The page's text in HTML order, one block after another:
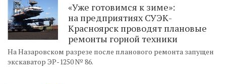
«Уже готовимся к зиме»:
на предприятиях СУЭК-
Красноярск проводят плановые
ремонты горной техники
На Назаровском разрезе после планового ремонта запущен
экскаватор ЭР-1250 № 86.